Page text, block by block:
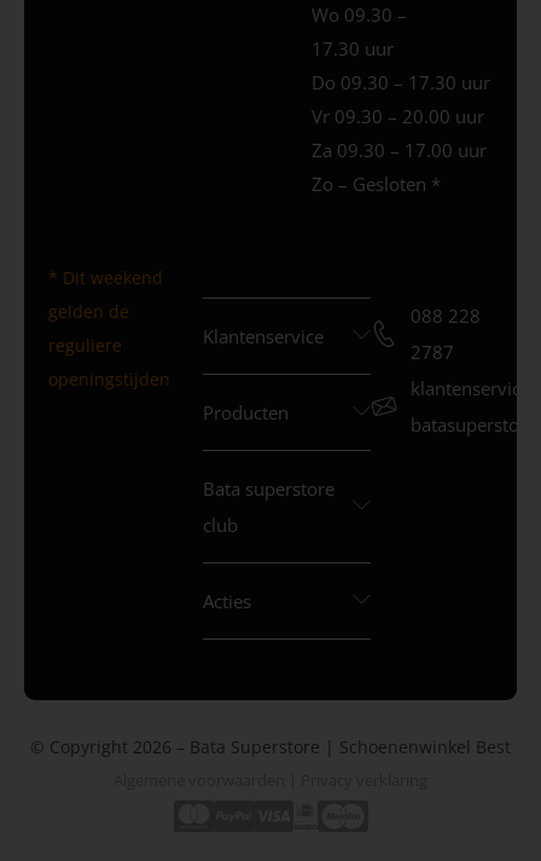
Wo 09.30 –
17.30 uur
Do 09.30 – 17.30 uur
Vr 09.30 – 20.00 uur
Za 09.30 – 17.00 uur
Zo – Gesloten *
* Dit weekend
gelden de
reguliere
openingstijden
Klantenservice
Producten
Bata superstore
club
Acties
088 228
2787
© Copyright 2026 – Bata Superstore | Schoenenwinkel Best